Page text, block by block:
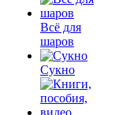
Всё для
шаров
Сукно